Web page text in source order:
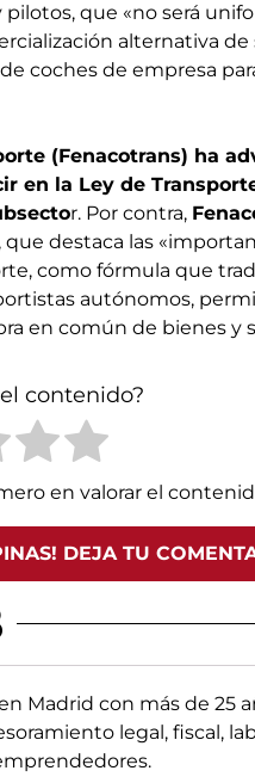
que «no será
alternativa
coches de empresa
(Fenacotrans) ha
en la Ley de
r. Por contra,
destaca las
como fórmula que
autónomos,
en común de bienes y
contenido?
en valorar el
DEJA TU
Madrid con más de 25
legal, fiscal,